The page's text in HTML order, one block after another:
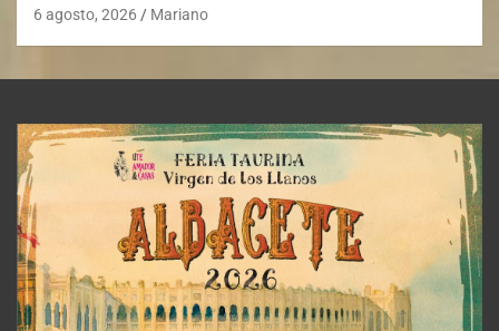
6 agosto, 2026 Mariano